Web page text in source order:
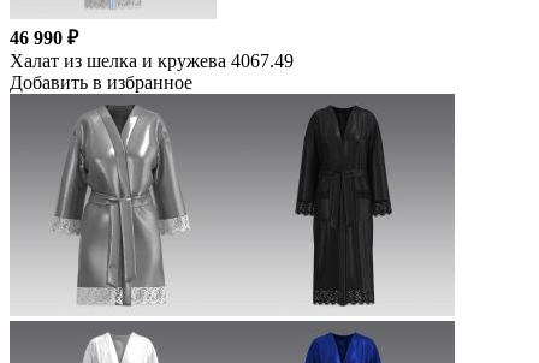
46 990 ₽
Халат из шелка и кружева 4067.49
Добавить в избранное